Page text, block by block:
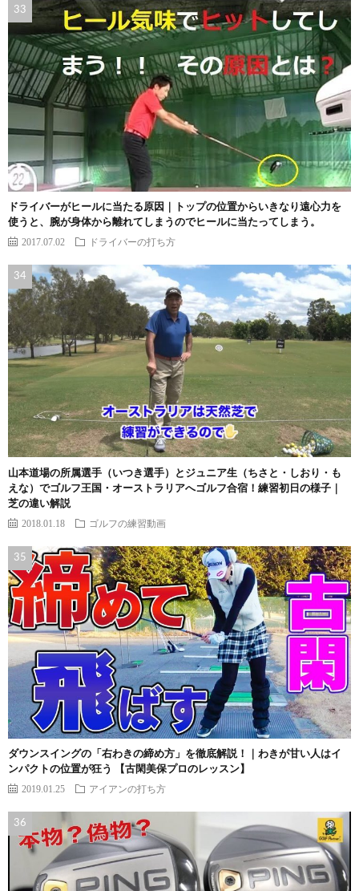
ドライバーがヒールに当たる原因｜トップの位置からいきなり遠心力を
使うと、腕が身体から離れてしまうのでヒールに当たってしまう。
2017.07.02 ドライバーの打ち方
山本道場の所属選手（いつき選手）とジュニア生（ちさと・しおり・も
えな）でゴルフ王国・オーストラリアへゴルフ合宿！練習初日の様子｜
芝の違い解説
2018.01.18 ゴルフの練習動画
ダウンスイングの「右わきの締め方」を徹底解説！｜わきが甘い人はイ
ンパクトの位置が狂う 【古閑美保プロのレッスン】
2019.01.25 アイアンの打ち方